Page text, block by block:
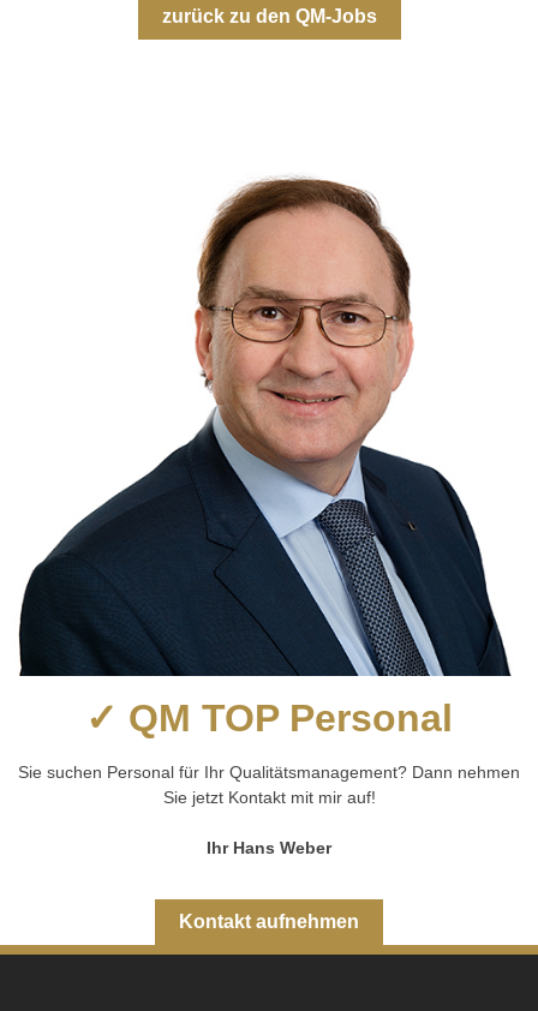
zurück zu den QM-Jobs
✓ QM TOP Personal
Sie suchen Personal für Ihr Qualitätsmanagement? Dann nehmen
Sie jetzt Kontakt mit mir auf!
Ihr Hans Weber
Kontakt aufnehmen